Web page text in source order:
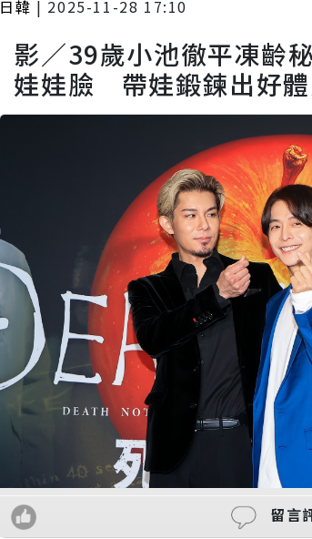
日韓 | 2025-11-28 17:10
影／39歲小池徹平凍齡
娃娃臉 帶娃鍛鍊出好
留言